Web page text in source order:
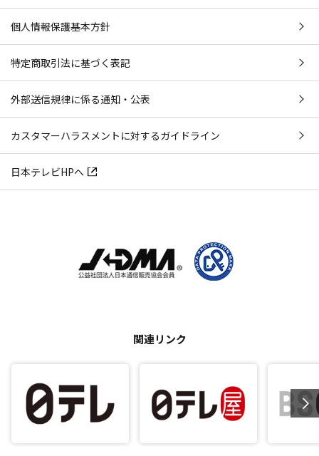
個人情報保護基本方針
特定商取引法に基づく表記
外部送信規律に係る通知・公表
カスタマーハラスメントに対するガイドライン
日本テレビHPへ
関連リンク